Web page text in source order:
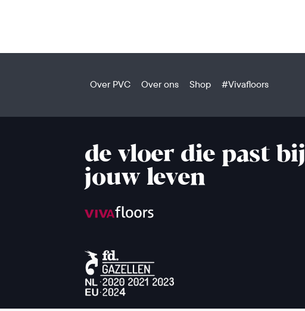
Over PVC Over ons Shop #Vivafloors
de vloer die past bij
jouw leven